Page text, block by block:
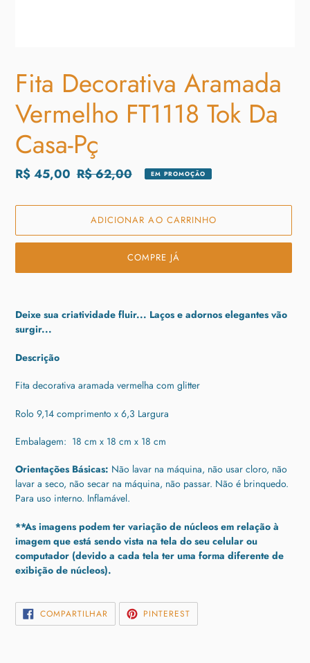
Fita Decorativa Aramada
Vermelho FT1118 Tok Da
Casa-Pç
Preço
R$ 45,00 Preço
R$ 62,00 EM PROMOÇÃO
ADICIONAR AO CARRINHO
COMPRE JÁ
o
produto
ao
seu
carrinho
Deixe sua criatividade fluir... Laços e adornos elegantes vão
surgir...
Descrição
Fita decorativa aramada vermelha com glitter
Rolo 9,14 comprimento x 6,3 Largura
Embalagem: 18 cm x 18 cm x 18 cm
Orientações Básicas: Não lavar na máquina, não usar cloro, não
lavar a seco, não secar na máquina, não passar. Não é brinquedo.
Para uso interno. Inflamável.
**As imagens podem ter variação de núcleos em relação à
imagem que está sendo vista na tela do seu celular ou
computador (devido a cada tela ter uma forma diferente de
exibição de núcleos).
COMPARTILHAR COMPARTILHAR
NO
FACEBOOK
PINTEREST
PIN